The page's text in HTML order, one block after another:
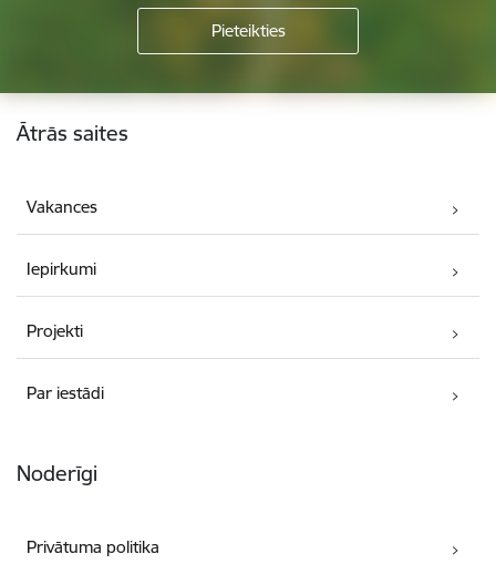
Kājene
Ātrās saites
Vakances
Iepirkumi
Projekti
Par iestādi
Noderīgi
Privātuma politika